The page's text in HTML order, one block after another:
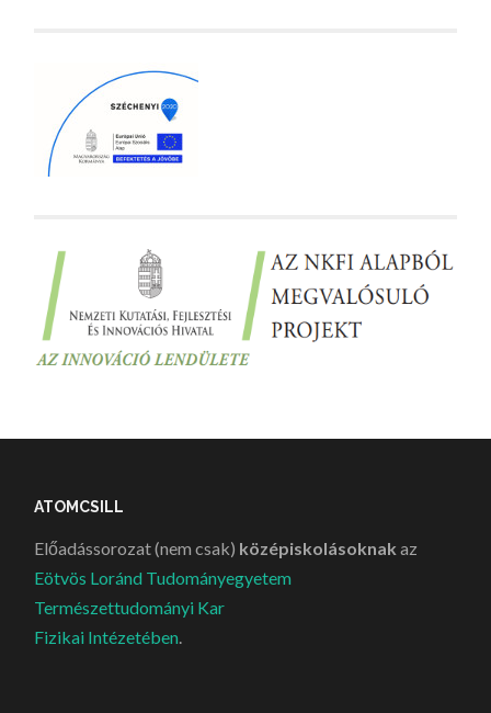
ATOMCSILL
Előadássorozat (nem csak) középiskolásoknak az
Eötvös Loránd Tudományegyetem
Természettudományi Kar
Fizikai Intézetében.